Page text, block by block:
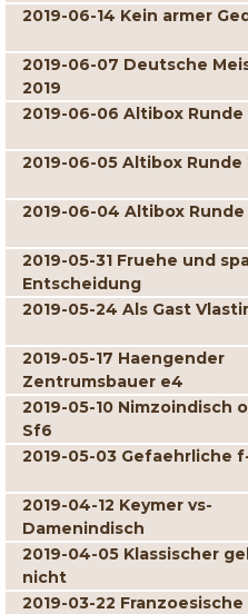
2019-06-14 Kein armer
2019-06-07 Deutsche
2019
2019-06-06 Altibox Runde
2019-06-05 Altibox Runde
2019-06-04 Altibox Runde
2019-05-31 Fruehe und
Entscheidung
2019-05-24 Als Gast
2019-05-17 Haengender
Zentrumsbauer e4
2019-05-10 Nimzoindisch
Sf6
2019-05-03 Gefaehrliche
2019-04-12 Keymer vs-
Damenindisch
2019-04-05 Klassischer
nicht
2019-03-22 Franzoesische